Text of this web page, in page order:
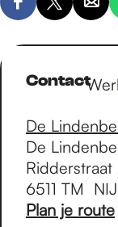
D
e
g
D
e
l
e
z
e
p
a
g
D
e
l
d
z
e
p
a
g
Contact
De
De
Ridderstraat
6511 TM
Plan je routen